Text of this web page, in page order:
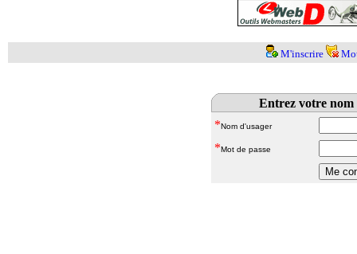
M'inscrire
Entrez votre nom
*Nom d'usager
*Mot de passe